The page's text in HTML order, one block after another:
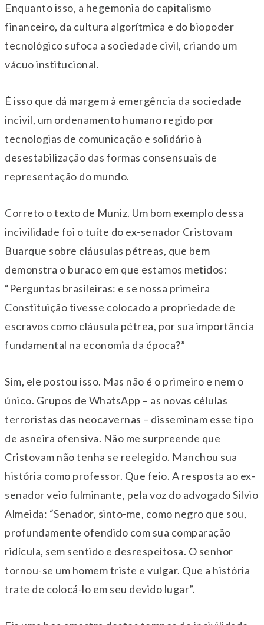
Enquanto isso, a hegemonia do capitalismo
financeiro, da cultura algorítmica e do biopoder
tecnológico sufoca a sociedade civil, criando um
vácuo institucional.
É isso que dá margem à emergência da sociedade
incivil, um ordenamento humano regido por
tecnologias de comunicação e solidário à
desestabilização das formas consensuais de
representação do mundo.
Correto o texto de Muniz. Um bom exemplo dessa
incivilidade foi o tuíte do ex-senador Cristovam
Buarque sobre cláusulas pétreas, que bem
demonstra o buraco em que estamos metidos:
“Perguntas brasileiras: e se nossa primeira
Constituição tivesse colocado a propriedade de
escravos como cláusula pétrea, por sua importância
fundamental na economia da época?”
Sim, ele postou isso. Mas não é o primeiro e nem o
único. Grupos de WhatsApp – as novas células
terroristas das neocavernas – disseminam esse tipo
de asneira ofensiva. Não me surpreende que
Cristovam não tenha se reelegido. Manchou sua
história como professor. Que feio. A resposta ao ex-
senador veio fulminante, pela voz do advogado Silvio
Almeida: “Senador, sinto-me, como negro que sou,
profundamente ofendido com sua comparação
ridícula, sem sentido e desrespeitosa. O senhor
tornou-se um homem triste e vulgar. Que a história
trate de colocá-lo em seu devido lugar”.